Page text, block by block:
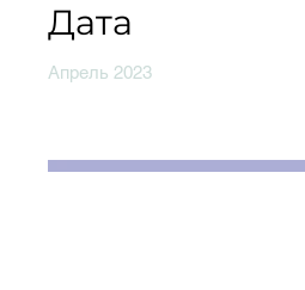
Дата
Апрель 2023